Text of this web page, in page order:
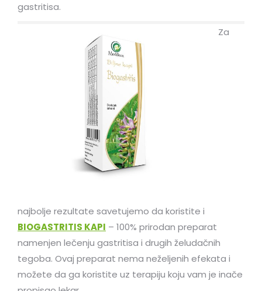
gastritisa.
Za
najbolje rezultate savetujemo da koristite i
BIOGASTRITIS KAPI – 100% prirodan preparat
namenjen lečenju gastritisa i drugih želudačnih
tegoba. Ovaj preparat nema neželjenih efekata i
možete da ga koristite uz terapiju koju vam je inače